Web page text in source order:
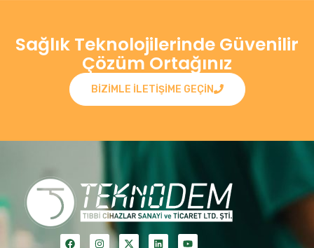
Sağlık Teknolojilerinde Güvenilir
Çözüm Ortağınız
BIZIMLE ILETIŞIME GEÇIN